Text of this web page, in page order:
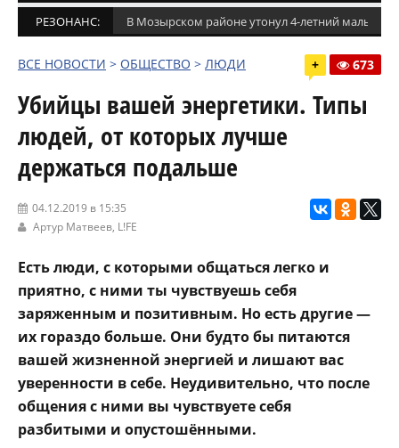
РЕЗОНАНС: В Мозырском районе утонул 4-летний мальчик
ВСЕ НОВОСТИ > ОБЩЕСТВО > ЛЮДИ + 673
Убийцы вашей энергетики. Типы
людей, от которых лучше
держаться подальше
04.12.2019 в 15:35
Артур Матвеев, L!FE
Есть люди, с которыми общаться легко и
приятно, с ними ты чувствуешь себя
заряженным и позитивным. Но есть другие —
их гораздо больше. Они будто бы питаются
вашей жизненной энергией и лишают вас
уверенности в себе. Неудивительно, что после
общения с ними вы чувствуете себя
разбитыми и опустошёнными.